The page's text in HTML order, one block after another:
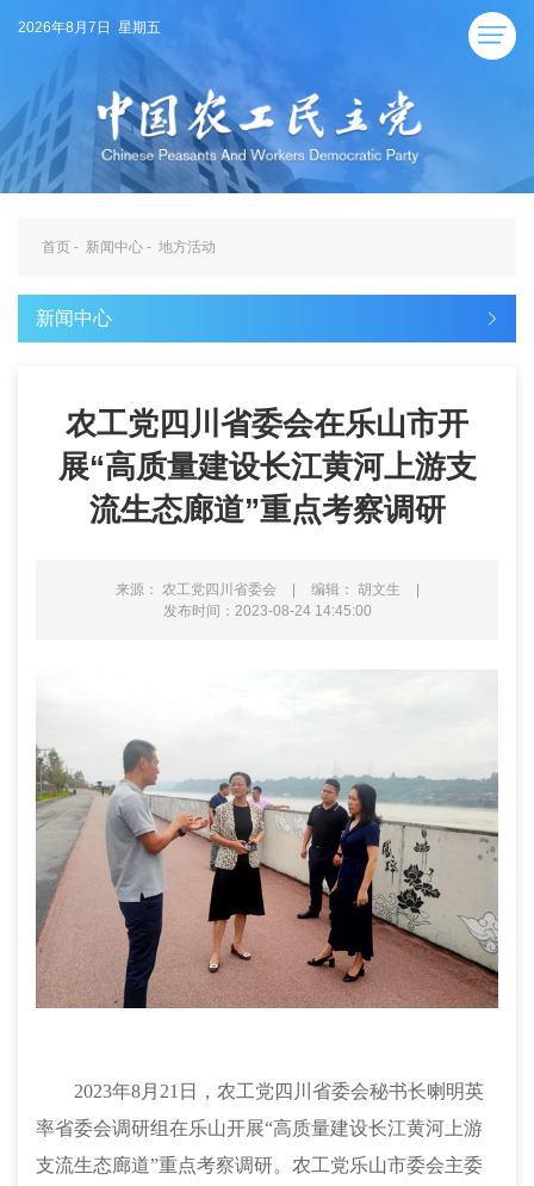
2026年8月7日 星期五
首页 - 新闻中心 - 地方活动
新闻中心
农工党四川省委会在乐山市开
展“高质量建设长江黄河上游支
流生态廊道”重点考察调研
来源： 农工党四川省委会 | 编辑： 胡文生
|
发布时间：2023-08-24 14:45:00
2023年8月21日， 农工党 四川省委会秘书长喇明英
率省委会调研组在乐山开展“高质量建设长江黄河上游
支流生态廊道”重点考察调研。 农工党乐山市委会主委